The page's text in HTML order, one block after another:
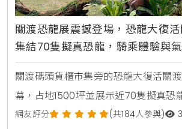
關渡恐龍展震撼登場，恐龍大復
集結70隻擬真恐龍，騎乘體驗與
玩，3歲以下免費入場的台北親子
關渡碼頭貨櫃市集旁的恐龍大復活關
幕，占地1500坪並展示近70隻擬真恐
霧聲光效果，騎乘體驗與大型氣墊遊戲
網友評分 (共184人參與)